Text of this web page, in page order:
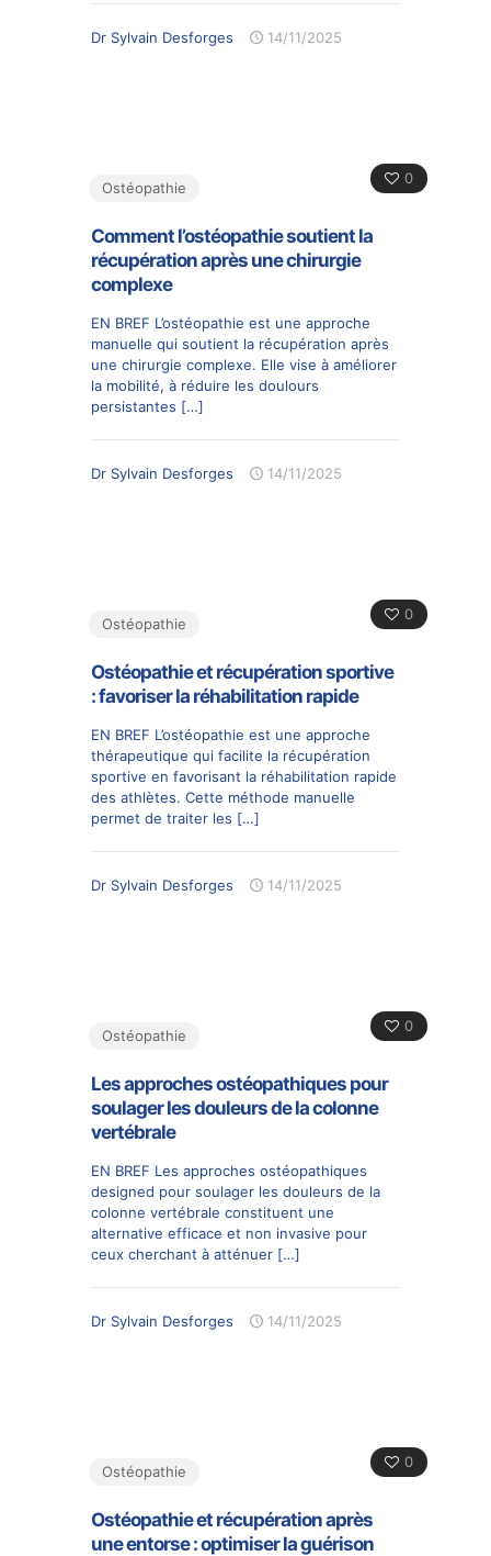
Dr Sylvain Desforges 14/11/2025
0
Ostéopathie
Comment l’ostéopathie soutient la
récupération après une chirurgie
complexe
EN BREF L’ostéopathie est une approche
manuelle qui soutient la récupération après
une chirurgie complexe. Elle vise à améliorer
la mobilité, à réduire les doulours
persistantes […]
Dr Sylvain Desforges 14/11/2025
0
Ostéopathie
Ostéopathie et récupération sportive
: favoriser la réhabilitation rapide
EN BREF L’ostéopathie est une approche
thérapeutique qui facilite la récupération
sportive en favorisant la réhabilitation rapide
des athlètes. Cette méthode manuelle
permet de traiter les […]
Dr Sylvain Desforges 14/11/2025
0
Ostéopathie
Les approches ostéopathiques pour
soulager les douleurs de la colonne
vertébrale
EN BREF Les approches ostéopathiques
designed pour soulager les douleurs de la
colonne vertébrale constituent une
alternative efficace et non invasive pour
ceux cherchant à atténuer […]
Dr Sylvain Desforges 14/11/2025
0
Ostéopathie
Ostéopathie et récupération après
une entorse : optimiser la guérison